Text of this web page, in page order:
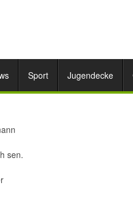
Sport Jugendecke
sen.